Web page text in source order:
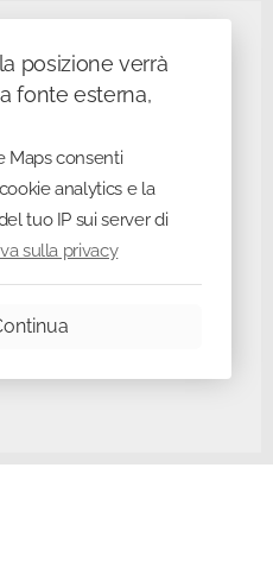
posizione verrà
fonte esterna,
Maps consenti
analytics e la
tuo IP sui server di
sulla privacy